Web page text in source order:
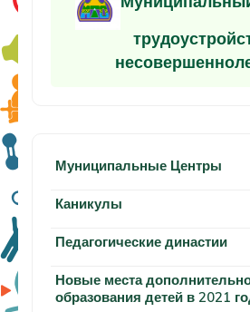
Муниципальные Центры
Каникулы
Педагогические династии
Новые места
образования детей в 2021